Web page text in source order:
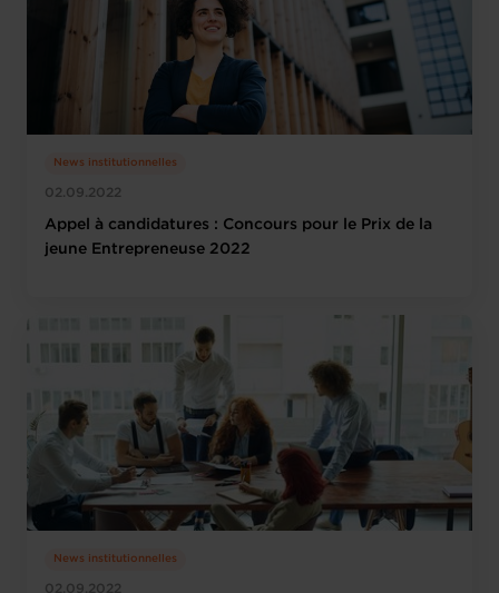
02.09.2022
News institutionnelles
Appel à candidatures : Concours pour le Prix de la
jeune Entrepreneuse 2022
02.09.2022
News institutionnelles